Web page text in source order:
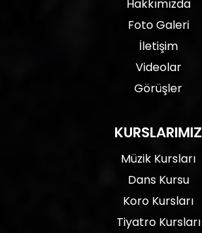
Hakkımızda
Foto Galeri
İletişim
Videolar
Görüşler
KURSLARIMIZ
Müzik Kursları
Dans Kursu
Koro Kursları
Tiyatro Kursları